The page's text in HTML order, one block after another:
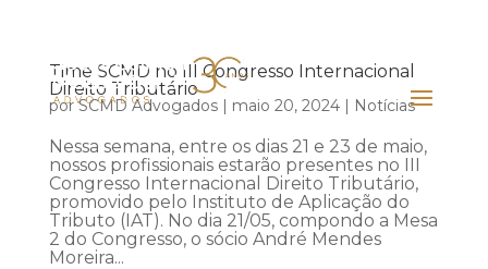
Time SCMD no III Congresso Internacional
Direito Tributário
porSCMD Advogados| maio 20, 2024| Notícias
Nessa semana, entre os dias 21 e 23 de maio,
nossos profissionais estarão presentes no III
Congresso Internacional Direito Tributário,
promovido pelo Instituto de Aplicação do
Tributo (IAT). No dia 21/05, compondo a Mesa
2 do Congresso, o sócio André Mendes
Moreira...